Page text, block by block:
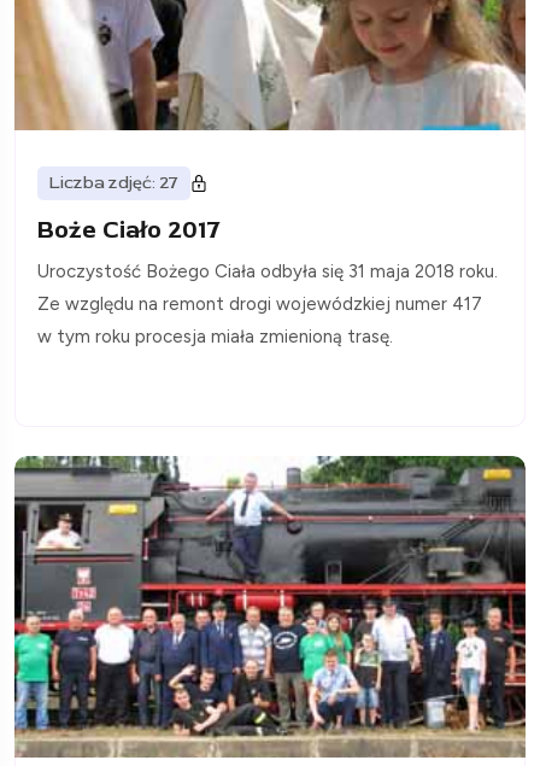
Liczba zdjęć: 27
Boże Ciało 2017
Uroczystość Bożego Ciała odbyła się 31 maja 2018 roku.
Ze względu na remont drogi wojewódzkiej numer 417
w tym roku procesja miała zmienioną trasę.